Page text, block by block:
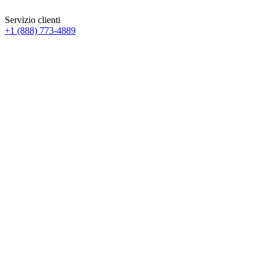
Servizio clienti
+1 (888) 773-4889